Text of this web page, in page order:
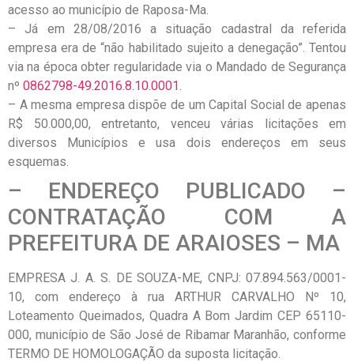
acesso ao município de Raposa-Ma.
– Já em 28/08/2016 a situação cadastral da referida
empresa era de “não habilitado sujeito a denegação”. Tentou
via na época obter regularidade via o Mandado de Segurança
nº 0862798-49.2016.8.10.0001.
– A mesma empresa dispõe de um Capital Social de apenas
R$ 50.000,00, entretanto, venceu várias licitações em
diversos Municípios e usa dois endereços em seus
esquemas.
– ENDEREÇO PUBLICADO –
CONTRATAÇÃO COM A
PREFEITURA DE ARAIOSES – MA
EMPRESA J. A. S. DE SOUZA-ME, CNPJ: 07.894.563/0001-
10, com endereço à rua ARTHUR CARVALHO Nº 10,
Loteamento Queimados, Quadra A Bom Jardim CEP 65110-
000, município de São José de Ribamar Maranhão, conforme
TERMO DE HOMOLOGAÇÃO da suposta licitação.